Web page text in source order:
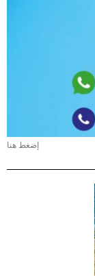
إضغط هنا